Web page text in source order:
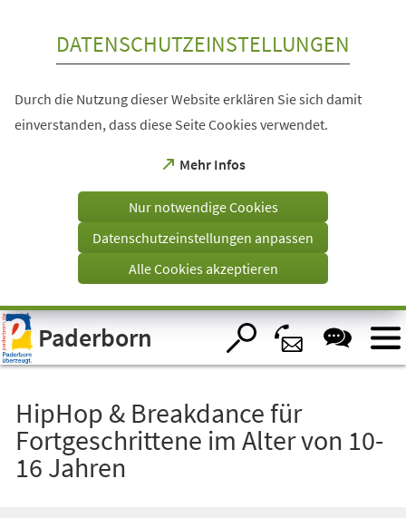
Visuelle
Assistenzsoftware
öffnen.
DATENSCHUTZEINSTELLUNGEN
Durch die Nutzung dieser Website erklären Sie sich damit
einverstanden, dass diese Seite Cookies verwendet.
Mehr Infos
(Öffnet
einem
Tab)
Nur notwendige Cookies
Datenschutzeinstellungen anpassen
Alle Cookies akzeptieren
Paderborn
HipHop & Breakdance für
Fortgeschrittene im Alter von 10-
16 Jahren